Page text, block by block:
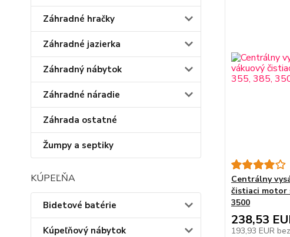
Záhradné hračky
Záhradné jazierka
Záhradný nábytok
Záhradné náradie
Záhrada ostatné
Žumpy a septiky
KÚPEĽŇA
Bidetové batérie
Kúpeľňový nábytok
Centrálny
čistiaci motor
3500
238,53
193,93 EUR